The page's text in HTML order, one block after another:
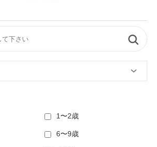
1〜2歳
6〜9歳